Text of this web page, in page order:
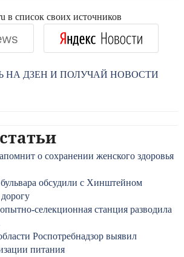
в список своих источников
НА ДЗЕН И ПОЛУЧАЙ НОВОСТИ
о сохранении женского здоровья
обсудили с Хинштейном
селекционная станция разводила
Роспотребнадзор выявил
питания